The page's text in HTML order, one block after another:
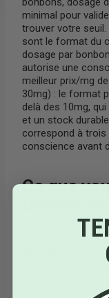
minimal pour
trouver votre seuil.
sont le format du
dosage par
autorise une
meilleur prix/mg
30mg) : le format
delà des 10mg,
et un stock
correspond à
conscience avant
Ce que
Les précautions
formules de style
détectable par
après
un
protège pas d'un